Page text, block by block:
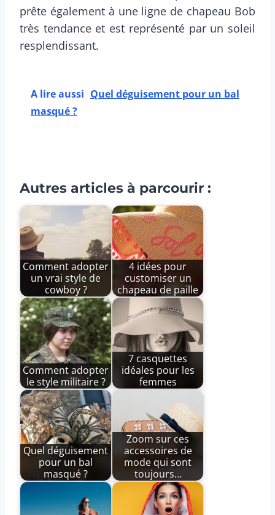
prête également à une ligne de chapeau Bob
très tendance et est représenté par un soleil
resplendissant.
A lire aussi Quel déguisement pour un bal
masqué ?
Autres articles à parcourir :
Comment adopter
un vrai style de
cowboy ?
4 idées pour
customiser un
chapeau de paille
Comment adopter
le style militaire ?
7 casquettes
idéales pour les
femmes
Quel déguisement
pour un bal
masqué ?
Zoom sur ces
accessoires de
mode qui sont
toujours…